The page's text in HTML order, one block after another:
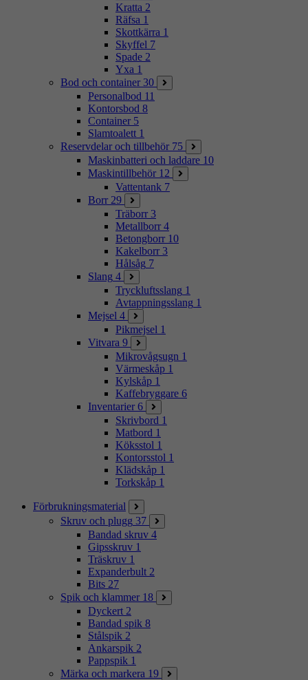
Kratta 2
Räfsa 1
Skottkärra 1
Skyffel 7
Spade 2
Yxa 1
Bod och container 30
Personalbod 11
Kontorsbod 8
Container 5
Slamtoalett 1
Reservdelar och tillbehör 75
Maskinbatteri och laddare 10
Maskintillbehör 12
Vattentank 7
Borr 29
Träborr 3
Metallborr 4
Betongborr 10
Kakelborr 3
Hålsåg 7
Slang 4
Tryckluftsslang 1
Avtappningsslang 1
Mejsel 4
Pikmejsel 1
Vitvara 9
Mikrovågsugn 1
Värmeskåp 1
Kylskåp 1
Kaffebryggare 6
Inventarier 6
Skrivbord 1
Matbord 1
Köksstol 1
Kontorsstol 1
Klädskåp 1
Torkskåp 1
Förbrukningsmaterial
Skruv och plugg 37
Bandad skruv 4
Gipsskruv 1
Träskruv 1
Expanderbult 2
Bits 27
Spik och klammer 18
Dyckert 2
Bandad spik 8
Stålspik 2
Ankarspik 2
Pappspik 1
Märka och markera 19